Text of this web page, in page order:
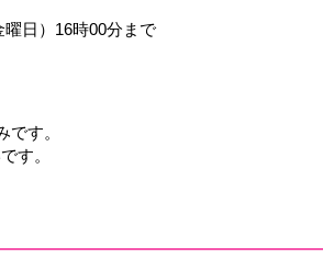
日）16時00分まで
す。
す。